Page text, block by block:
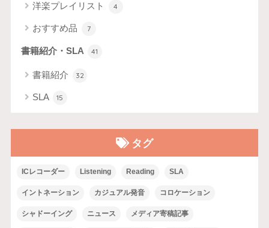
洋楽プレイリスト 4
おすすめ品 7
書籍紹介・SLA 41
書籍紹介 32
SLA 15
タグ
ICレコーダー Listening Reading SLA
イントネーション カジュアル発音 コロケーション
シャドーイング ニュース メディア寄稿記事